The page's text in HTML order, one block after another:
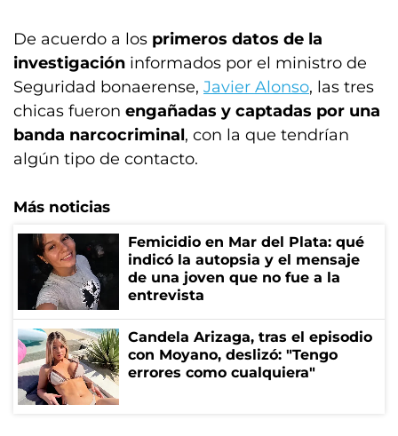
De acuerdo a los primeros datos de la
investigación informados por el ministro de
Seguridad bonaerense, Javier Alonso, las tres
chicas fueron engañadas y captadas por una
banda narcocriminal, con la que tendrían
algún tipo de contacto.
Más noticias
Femicidio en Mar del Plata: qué
indicó la autopsia y el mensaje
de una joven que no fue a la
entrevista
Candela Arizaga, tras el episodio
con Moyano, deslizó: "Tengo
errores como cualquiera"